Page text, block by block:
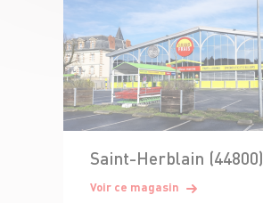
Saint-Herblain (44800)
Voir ce magasin